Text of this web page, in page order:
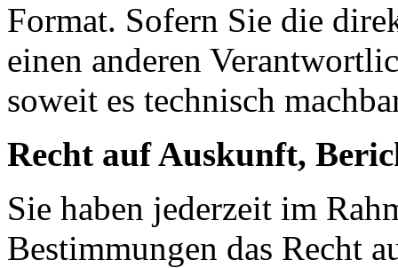
Format. Sofern Sie die
einen anderen
soweit es technisch
Recht auf Auskunft,
Sie haben jederzeit im
Bestimmungen das Recht